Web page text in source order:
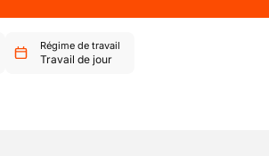
Régime de travail
Travail de jour